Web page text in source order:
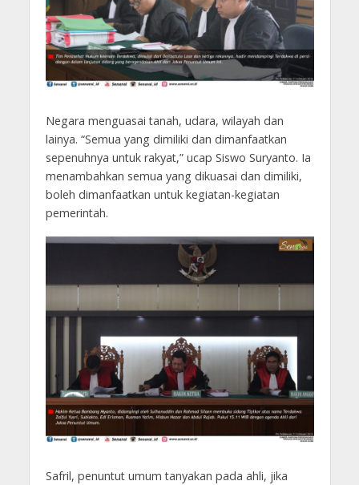
Negara menguasai tanah, udara, wilayah dan
lainya. “Semua yang dimiliki dan dimanfaatkan
sepenuhnya untuk rakyat,” ucap Siswo Suryanto. Ia
menambahkan semua yang dikuasai dan dimiliki,
boleh dimanfaatkan untuk kegiatan-kegiatan
pemerintah.
Safril, penuntut umum tanyakan pada ahli, jika